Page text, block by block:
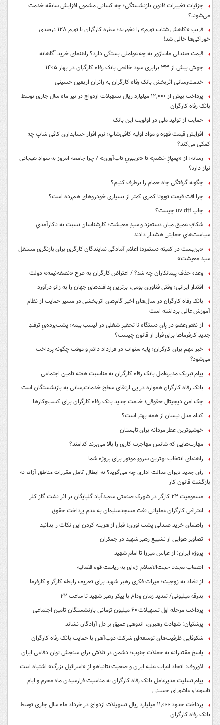
جزئیات تغییرات قانون بازنشستگی؛ چه کسانی مشمول افزایش سابقه خدمت
می‌شوند؟
فریبِ «کاهش شتاب تورم» را نخورید؛ سفره کارگران با تورم ۱۲۸ درصدی
خوراکی‌ها خالی شد!
قیمت صندلی ماساژور به چه عواملی بستگی دارد؟ راهنمای خرید آگاهانه
جهش بیش از ۳۳ برابری سود خالص بانک رفاه کارگران در بهار ۱۴۰۵
خدمت‌رسانی اثربخش بانک رفاه کارگران به زائران اربعین حسینی
پرداخت بیش از ۱۲,۰۰۰ میلیارد ریال تسهیلات ازدواج در تیر ماه سال جاری توسط
بانک رفاه کارگران
حمایت از تولید ملی در اولویت این بانک
افزایش قیمت قهوه و مواد اولیه کافی‌شاپ؛ نرم افزار حسابداری کافی شاپ چه
کمکی می‌کند؟
رسانه؛ از «پمپاژِ خشم» تا «تریبونِ تاب‌آوری» / چرا جامعه امروز به سوادِ هیجانی
نیاز دارد؟
چگونه گرفتگی چاه حمام را برطرف کنیم؟
چرا افت قیمت تویوتا کمری کمتر از بسیاری خودروهای هم‌رده است؟
چاپ uv dtf چیست؟
شکافِ عمیق میان دستمزد و سبدِ معیشت؛ کارشناسان نسبت به ناکارآمدیِ
سیاست‌هایِ حمایتی هشدار دادند
«بن‌بست در کمیته دستمزد؛ اعلام آمادگی نمایندگان کارگری برای بازنگری مستقل
سبد معیشت»
وعده حذف پیمانکاران چه شد؟ / اعتراض کارگران به طرح «نصفه‌نیمه» دولت
اقتدار ایرانی؛ وقتی فناوری بومی، برترین پدافندهای جهان را به زانو درآورد
بانک رفاه کارگران در سال‌های اخیر گام‌های اثربخشی در مسیر حمایت از نظام
آموزش عالی برداشته است
از نقص‌عضو در پایِ دستگاه تا تحقیرِ شغلی در لیستِ بیمه؛ پشت‌پرده‌یِ ترفندِ
جدیدِ کارفرماها برای فرار از قانون چیست؟
خبر مهم برای کارگران؛ پایه سنوات در قرارداد دائم و موقت چگونه پرداخت
می‌شود؟
پیام تبریک مدیرعامل بانک رفاه کارگران به مناسبت هفته تامین اجتماعی
بانک رفاه کارگران همواره در پی ارتقای سطح خدمات‌رسانی به بازنشستگان است
چک امن دیجیتال حقوقی؛ خدمت جدید بانک رفاه کارگران برای کسب‌وکارها
کدام مدل نیسان از همه بهتر است؟
خوشبوترین عطر مردانه برای تابستان
مهارت‌هایی که شانس مهاجرت کاری را بالا می‌برند کدامند؟
راهنمای انتخاب بهترین سروو موتور برای پروژه شما
رأی جدید دیوان عدالت اداری چه می‌گوید؟ نه ابطال کامل مقررات مناطق آزاد، نه
بازگشت قانون کار
مسمومیت ۲۲ کارگر در شهرک صنعتی سعیدآباد گلپایگان بر اثر نشت گاز کلر
اعتراض کارگران عملیاتی نفت مسجدسلیمان به عدم پرداخت حقوق
راهنمای خرید صندلی پشت توری؛ قبل از هزینه کردن این نکات را بدانید
تصاویر هوایی از تشییع رهبر شهید در جمکران
پروژه ایران: از عباس میرزا تا امام شهید
انتصاب مجدد حجت‌الاسلام اژه‌ای به ریاست قوه‌ قضائیه
از تضاد به زوجیت؛ میراث فکری رهبر شهید برای تعریف رابطه کارگر و کارفرما
بدرقه میلیونی/ تمدید زمان وداع با پیکر رهبر شهید تا ساعت ۲۲
پرداخت مرحله اول تسهیلات ۶۰ میلیون تومانی بازنشستگان تامین اجتماعی
پزشکیان: شهادت رهبری، اندوهی عمیق بر دل آزادگان نشاند
شکوفایی ظرفیت‌های توسعه‌ای شرکت ذوب‌آهن با حمایت‌ بانک رفاه کارگران
پاسخ مقتدرانه به حملات جنوب؛ دشمن در تلاش برای سنجش توان دفاعی ایران
لاوروف: اتحاد اعراب علیه ایران و صحبت نتانیاهو از «اسرائیل بزرگ» اشتباه است
پیام تسلیت مدیرعامل بانک رفاه کارگران به مناسبت فرارسیدن ماه محرم و ایام
تاسوعا و عاشورای حسینی
پرداخت حدود ۱۱,۰۰۰ میلیارد ریال تسهیلات ازدواج در خرداد ماه سال جاری توسط
بانک رفاه کارگران